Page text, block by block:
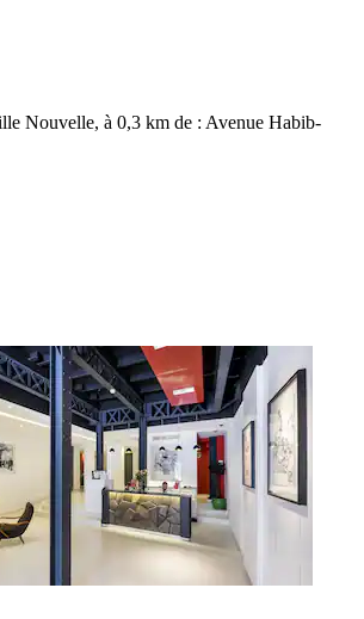
Nouvelle, à 0,3 km de : Avenue Habib-